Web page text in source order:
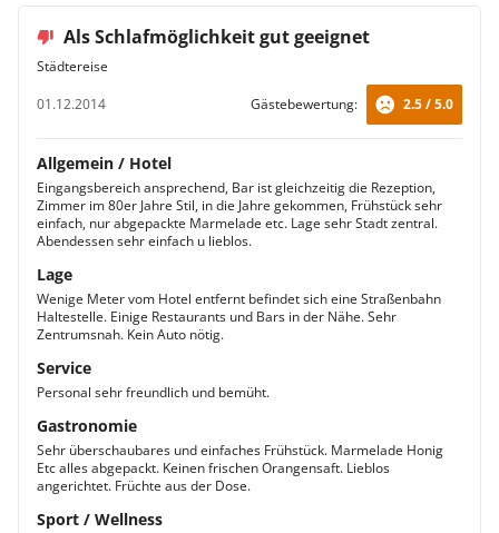
Als Schlafmöglichkeit gut geeignet
Städtereise
01.12.2014
Gästebewertung: 2.5 / 5.0
Allgemein / Hotel
Eingangsbereich ansprechend, Bar ist gleichzeitig die Rezeption,
Zimmer im 80er Jahre Stil, in die Jahre gekommen, Frühstück sehr
einfach, nur abgepackte Marmelade etc. Lage sehr Stadt zentral.
Abendessen sehr einfach u lieblos.
Lage
Wenige Meter vom Hotel entfernt befindet sich eine Straßenbahn
Haltestelle. Einige Restaurants und Bars in der Nähe. Sehr
Zentrumsnah. Kein Auto nötig.
Service
Personal sehr freundlich und bemüht.
Gastronomie
Sehr überschaubares und einfaches Frühstück. Marmelade Honig
Etc alles abgepackt. Keinen frischen Orangensaft. Lieblos
angerichtet. Früchte aus der Dose.
Sport / Wellness